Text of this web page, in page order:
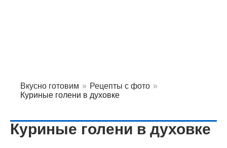
Вкусно готовим » Рецепты с фото »
Куриные голени в духовке
Куриные голени в духовке